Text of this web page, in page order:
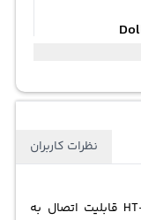
نظرات کاربران
ساندبار بلوتوث دارسونی 400 وات HT-S20R قابلیت اتصال به